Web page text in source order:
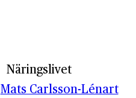
Näringslivet
Mats Carlsson-Lénart